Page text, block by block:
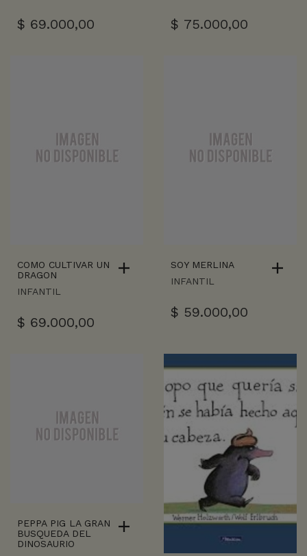
$ 69.000,00 $ 75.000,00
COMO CULTIVAR UN
DRAGON
INFANTIL
$ 69.000,00
SOY MERLINA
INFANTIL
$ 59.000,00
PEPPA PIG LA GRAN
BUSQUEDA DEL
DINOSAURIO